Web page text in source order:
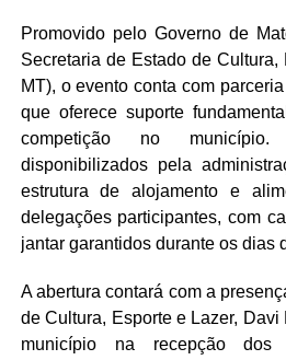
Promovido pelo Governo de
Secretaria de Estado de
MT), o evento conta com
que oferece suporte
competição no
disponibilizados pela
estrutura de alojamento e
delegações participantes, com
jantar garantidos durante os dias
A abertura contará com a
de Cultura, Esporte e Lazer,
município na recepção dos